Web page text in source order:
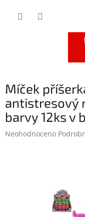
Míček
antistresový
barvy 12ks v
Průměrné
Neohodnoceno